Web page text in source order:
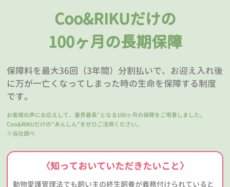
Coo&RIKUだけの
100ヶ月の長期保障
保障料を最大36回（3年間）分割払いで、お迎え入れ後
に万が一亡くなってしまった時の生命を保障する制度
です。
お客様の声にお応えして、業界最長 ※ となる100ヶ月の保障をご用意しました。
Coo&RIKUだけの“あんしん”をぜひご活用ください。
※当社調べ
〈知っておいていただきたいこと〉
動物愛護管理法でも飼い主の終生飼養が義務付けられていると